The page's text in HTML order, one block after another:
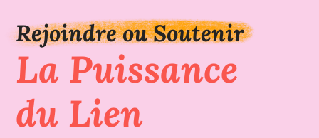
Rejoindre ou Soutenir
La Puissance
du Lien